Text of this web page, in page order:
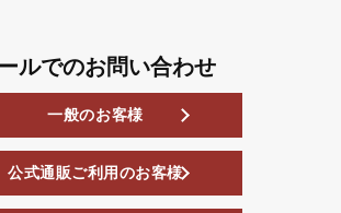
ルでのお問い合わせ
一般のお客様
公式通販ご利用のお客様